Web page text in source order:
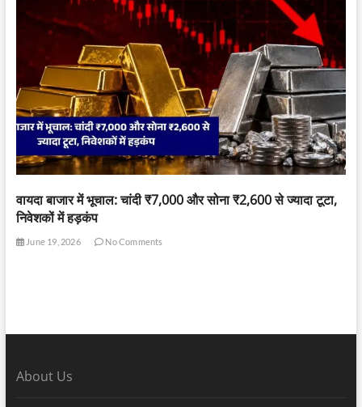
वायदा बाजार में भूचाल: चांदी ₹7,000 और सोना ₹2,600 से ज्यादा टूटा,
निवेशकों में हड़कंप
June 19, 2026 No Comments
About Us